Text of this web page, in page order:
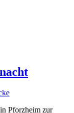
Pforzheim zur